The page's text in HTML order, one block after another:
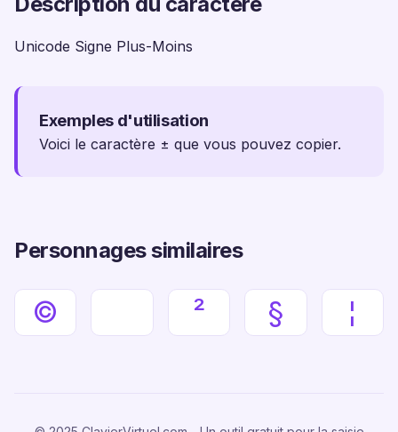
Unicode Signe Plus-Moins
Exemples d'utilisation
Voici le caractère ± que vous pouvez copier.
Personnages similaires
© ² § ¦